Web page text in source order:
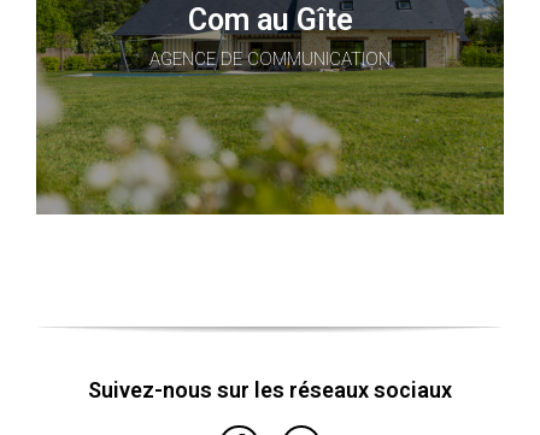
Com au Gîte
AGENCE DE COMMUNICATION
Suivez-nous sur les réseaux sociaux